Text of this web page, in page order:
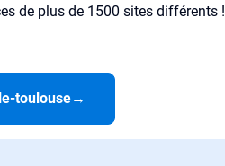
de plus de 1500 sites différents !
toulouse→